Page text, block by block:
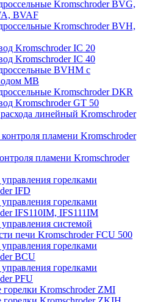
Kromschroder BVG,
BVAF
Kromschroder BVH,
Kromschroder IC 20
Kromschroder IC 40
BVHM с
МВ
Kromschroder DKR
Kromschroder GT 50
расхода линейный Kromschroder
пламени Kromschroder
пламени Kromschroder
горелками
IFD
горелками
IFS110IM, IFS111IM
системой
печи Kromschroder FCU 500
горелками
BCU
горелками
PFU
горелки Kromschroder ZМI